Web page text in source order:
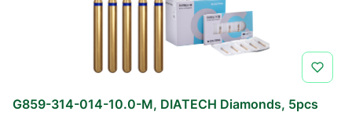
G859-314-014-10.0-M, DIATECH Diamonds, 5pcs